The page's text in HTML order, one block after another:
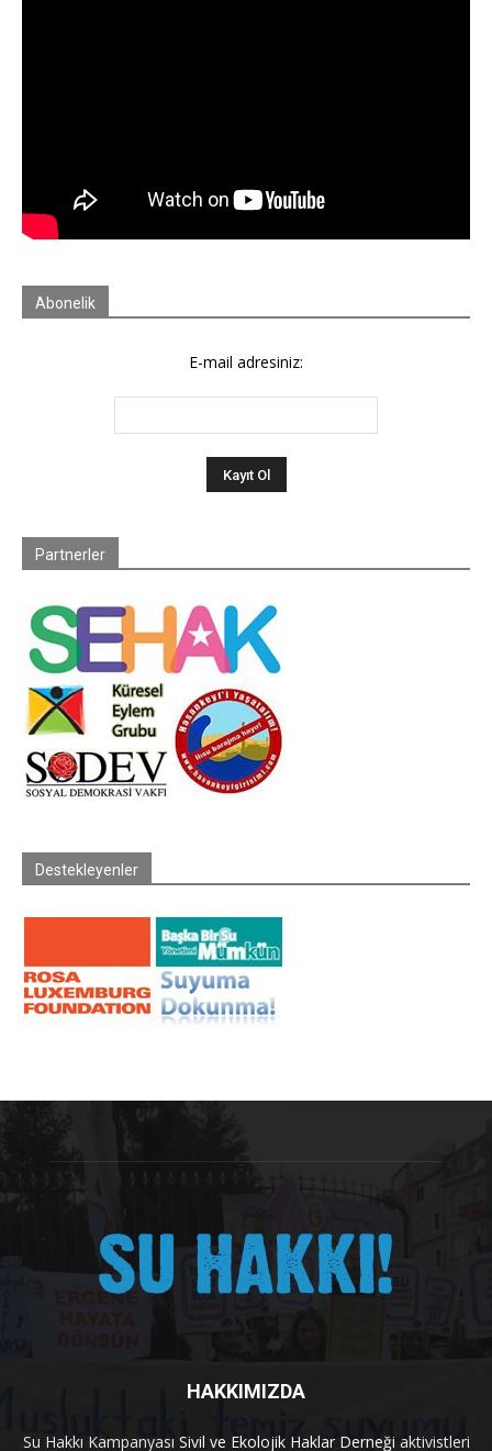
Abonelik
E-mail adresiniz:
Partnerler
Destekleyenler
HAKKIMIZDA
Su Hakkı Kampanyası Sivil ve Ekolojik Haklar Derneği aktivistleri